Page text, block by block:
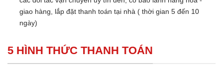
giao hàng, lắp đặt thanh toán tại nhà ( thời gian 5 đến 10
ngày)
5 HÌNH THỨC THANH TOÁN